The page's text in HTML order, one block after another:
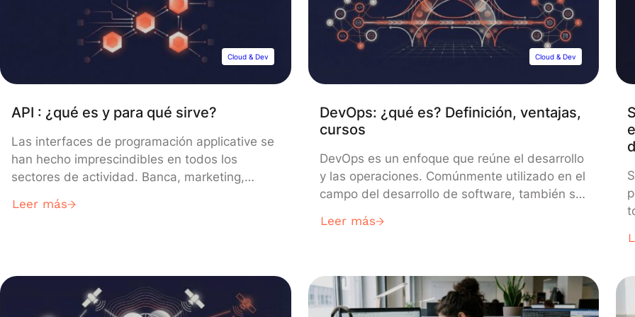
Cloud & Dev
API : ¿qué es y para qué sirve?
Las interfaces de programación applicative se
han hecho imprescindibles en todos los
sectores de actividad. Banca, marketing,
creciendo, al igual que la cantidad de datos
Leer más
Cloud & Dev
DevOps: ¿qué es? Definición, ventajas,
cursos
DevOps es un enfoque que reúne el desarrollo
y las operaciones. Comúnmente utilizado en el
campo del desarrollo de software, también se
Learning. Descubre todo lo que necesitas
desarrollo y las operaciones se encontraban
separados dentro […]
Leer más